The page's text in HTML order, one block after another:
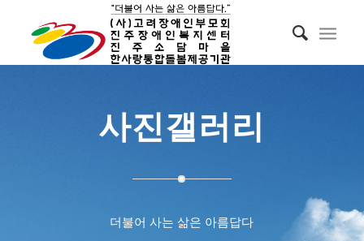
사진갤러리
더불어 사는 삶은 아름답다